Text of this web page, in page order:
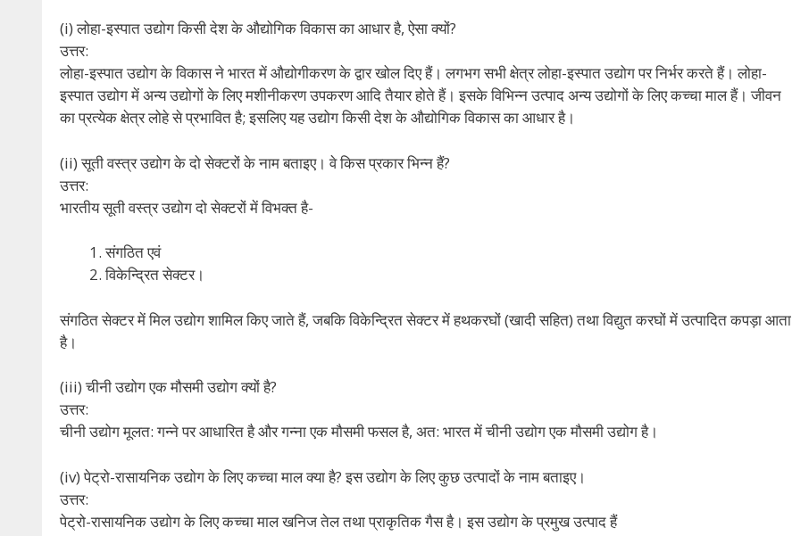
(i) लोहा-इस्पात उद्योग किसी देश के औद्योगिक विकास का आधार है, ऐसा क्यों?
उत्तर:
लोहा-इस्पात उद्योग के विकास ने भारत में औद्योगीकरण के द्वार खोल दिए हैं। लगभग सभी क्षेत्र लोहा-इस्पात उद्योग पर निर्भर करते हैं। लोहा-
इस्पात उद्योग में अन्य उद्योगों के लिए मशीनीकरण उपकरण आदि तैयार होते हैं। इसके विभिन्न उत्पाद अन्य उद्योगों के लिए कच्चा माल हैं। जीवन
का प्रत्येक क्षेत्र लोहे से प्रभावित है; इसलिए यह उद्योग किसी देश के औद्योगिक विकास का आधार है।
(ii) सूती वस्त्र उद्योग के दो सेक्टरों के नाम बताइए। वे किस प्रकार भिन्न हैं?
उत्तर:
भारतीय सूती वस्त्र उद्योग दो सेक्टरों में विभक्त है-
संगठित एवं
विकेन्द्रित सेक्टर।
संगठित सेक्टर में मिल उद्योग शामिल किए जाते हैं, जबकि विकेन्द्रित सेक्टर में हथकरघों (खादी सहित) तथा विद्युत करघों में उत्पादित कपड़ा आता
है।
(iii) चीनी उद्योग एक मौसमी उद्योग क्यों है?
उत्तर:
चीनी उद्योग मूलत: गन्ने पर आधारित है और गन्ना एक मौसमी फसल है, अत: भारत में चीनी उद्योग एक मौसमी उद्योग है।
(iv) पेट्रो-रासायनिक उद्योग के लिए कच्चा माल क्या है? इस उद्योग के लिए कुछ उत्पादों के नाम बताइए।
उत्तर:
पेट्रो-रासायनिक उद्योग के लिए कच्चा माल खनिज तेल तथा प्राकृतिक गैस है। इस उद्योग के प्रमुख उत्पाद हैं